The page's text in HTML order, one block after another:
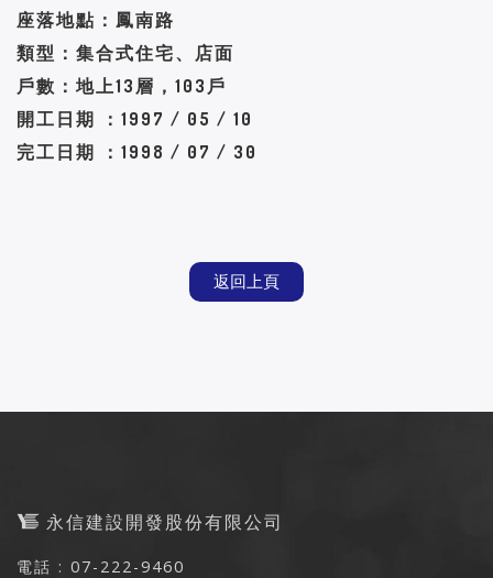
座落地點：鳳南路
類型：集合式住宅、店面
戶數：地上13層，103戶
開工日期 ：1997 / 05 / 10
完工日期 ：1998 / 07 / 30
返回上頁
永信建設開發股份有限公司
電話 : 07-222-9460